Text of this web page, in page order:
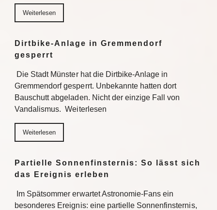
Weiterlesen
Dirtbike-Anlage in Gremmendorf
gesperrt
Die Stadt Münster hat die Dirtbike-Anlage in
Gremmendorf gesperrt. Unbekannte hatten dort
Bauschutt abgeladen. Nicht der einzige Fall von
Vandalismus. Weiterlesen
Weiterlesen
Partielle Sonnenfinsternis: So lässt sich
das Ereignis erleben
Im Spätsommer erwartet Astronomie-Fans ein
besonderes Ereignis: eine partielle Sonnenfinsternis,